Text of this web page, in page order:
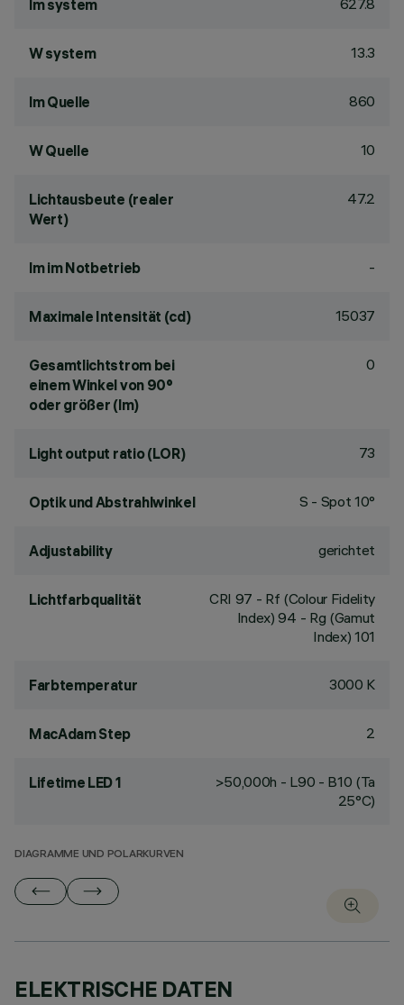
lm system 627.8
W system 13.3
lm Quelle 860
W Quelle 10
Lichtausbeute (realer
Wert)
47.2
lm im Notbetrieb -
Maximale Intensität (cd) 15037
Gesamtlichtstrom bei
einem Winkel von 90°
oder größer (lm)
0
Light output ratio (LOR) 73
Optik und Abstrahlwinkel S - Spot 10°
Adjustability gerichtet
Lichtfarbqualität CRI 97 - Rf (Colour Fidelity
Index) 94 - Rg (Gamut
Index) 101
Farbtemperatur 3000 K
MacAdam Step 2
Lifetime LED 1
>50,000h - L90 - B10 (Ta
25°C)
DIAGRAMME UND POLARKURVEN
ELEKTRISCHE DATEN